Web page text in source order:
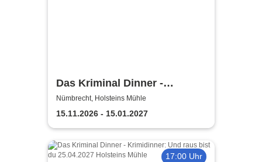
Das Kriminal Dinner -
Sherlock Holmes
Nümbrecht, Holsteins Mühle
15.11.2026 - 15.01.2027
17:00 Uhr